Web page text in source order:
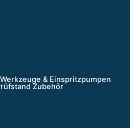
& Einspritzpumpen
Zubehör